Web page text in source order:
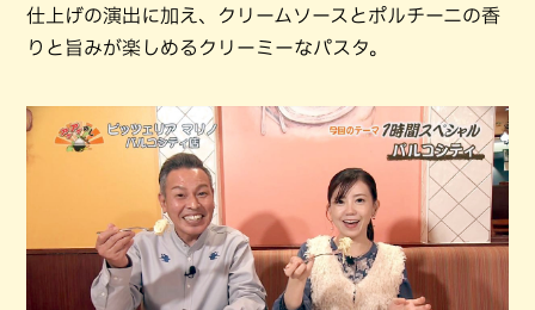
仕上げの演出に加え、クリームソースとポルチーニの香
りと旨みが楽しめるクリーミーなパスタ。